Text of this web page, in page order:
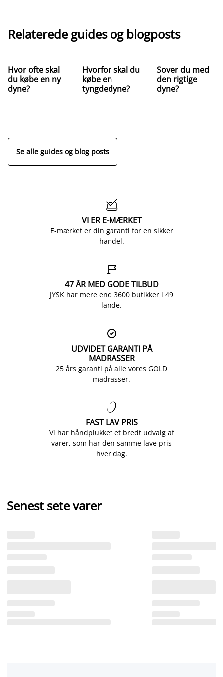
Relaterede guides og blogposts
Hvor ofte skal
du købe en ny
dyne?
Hvorfor skal du
købe en
tyngdedyne?
Sover du med
den rigtige
dyne?
Se alle guides og blog posts

VI ER E-MÆRKET
E-mærket er din garanti for en sikker
handel.

47 ÅR MED GODE TILBUD
JYSK har mere end 3600 butikker i 49
lande.

UDVIDET GARANTI PÅ
MADRASSER
25 års garanti på alle vores GOLD
madrasser.

FAST LAV PRIS
Vi har håndplukket et bredt udvalg af
varer, som har den samme lave pris
hver dag.
Senest sete varer